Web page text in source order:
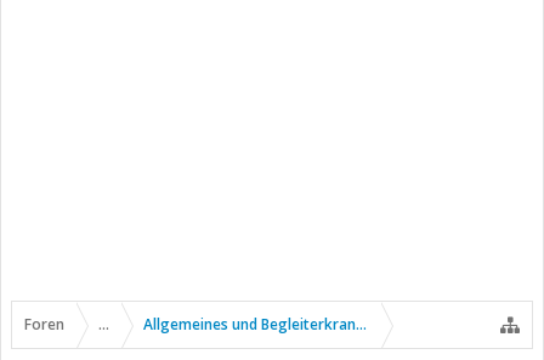
Foren ... Allgemeines und Begleiterkrankungen